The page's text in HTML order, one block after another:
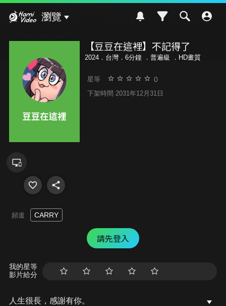
瀏覽
【豆豆在這裡】不記得了
2024．台灣．6分鐘 ． 普遍級 ．HD畫質
星等 0
下架時間 2031年12月31日
頻道 CARRY
請先登入
我的星等
影片給分
人生很長，感謝有你。